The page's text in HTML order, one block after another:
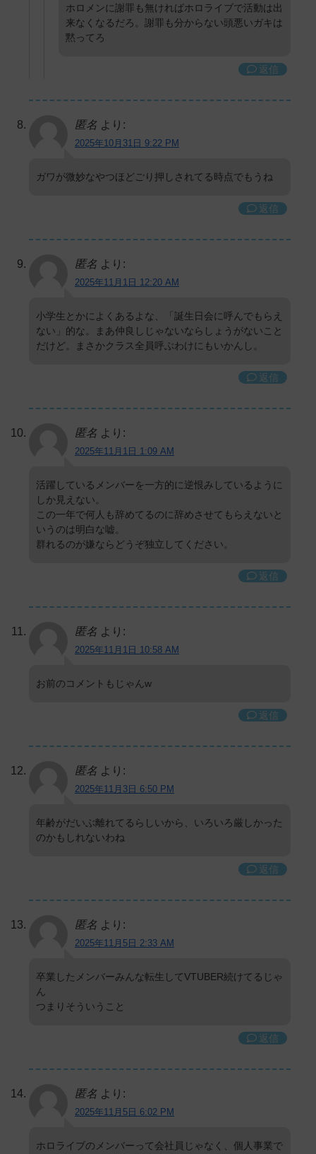
ホロメンに謝罪も無ければホロライブで活動は出
来なくなるだろ。謝罪も分からない頭悪いガキは
黙ってろ
返信
匿名 より:
2025年10月31日 9:22 PM
ガワが微妙なやつほどごり押しされてる時点でもうね
返信
匿名 より:
2025年11月1日 12:20 AM
小学生とかによくあるよな、「誕生日会に呼んでもらえ
ない」的な。まあ仲良しじゃないならしょうがないこと
だけど。まさかクラス全員呼ぶわけにもいかんし。
返信
匿名 より:
2025年11月1日 1:09 AM
活躍しているメンバーを一方的に逆恨みしているように
しか見えない。
この一年で何人も辞めてるのに辞めさせてもらえないと
いうのは明白な嘘。
群れるのが嫌ならどうぞ独立してください。
返信
匿名 より:
2025年11月1日 10:58 AM
お前のコメントもじゃんw
返信
匿名 より:
2025年11月3日 6:50 PM
年齢がだいぶ離れてるらしいから、いろいろ厳しかった
のかもしれないわね
返信
匿名 より:
2025年11月5日 2:33 AM
卒業したメンバーみんな転生してVTUBER続けてるじゃ
ん
つまりそういうこと
返信
匿名 より:
2025年11月5日 6:02 PM
ホロライブのメンバーって会社員じゃなく、個人事業で